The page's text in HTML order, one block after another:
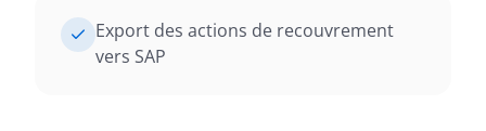
Export des actions de recouvrement
vers SAP